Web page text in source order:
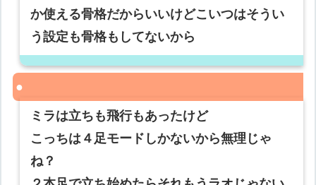
か使える骨格だからいいけどこいつはそうい
う設定も骨格もしてないから
ミラは立ちも飛行もあったけど
こっちは４足モードしかないから無理じゃ
ね？